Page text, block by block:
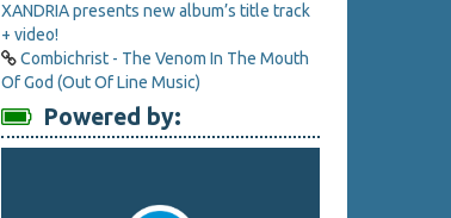
XANDRIA presents new album’s title track
+ video!
Combichrist - The Venom In The Mouth
Of God (Out Of Line Music)
Powered by: